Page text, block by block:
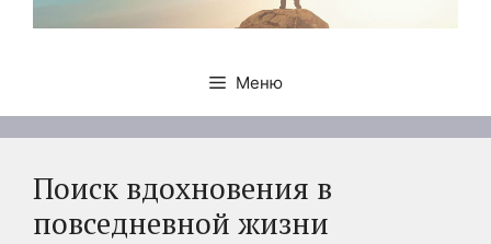
Меню
Поиск вдохновения в
повседневной жизни